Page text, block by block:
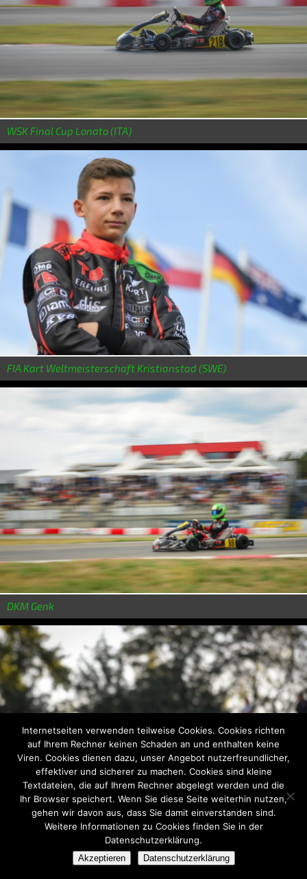
WSK Final Cup Lonato (ITA)
FIA Kart Weltmeisterschaft Kristianstad (SWE)
DKM Genk
FIA Kart Europameisterschaft Essay (FRA)
Internetseiten verwenden teilweise Cookies. Cookies richten
auf Ihrem Rechner keinen Schaden an und enthalten keine
Viren. Cookies dienen dazu, unser Angebot nutzerfreundlicher,
effektiver und sicherer zu machen. Cookies sind kleine
Textdateien, die auf Ihrem Rechner abgelegt werden und die
Ihr Browser speichert. Wenn Sie diese Seite weiterhin nutzen,
gehen wir davon aus, dass Sie damit einverstanden sind.
Weitere Informationen zu Cookies finden Sie in der
Datenschutzerklärung.
Akzeptieren Datenschutzerklärung